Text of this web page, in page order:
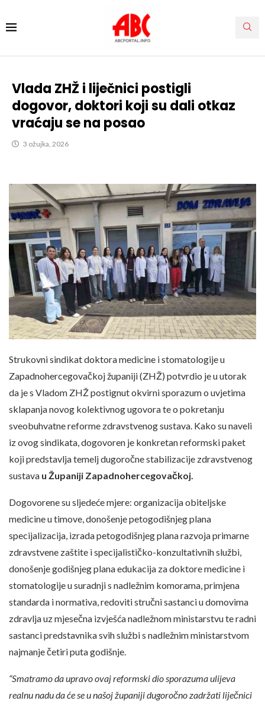
Vlada ZHŽ i liječnici postigli
dogovor, doktori koji su dali otkaz
vraćaju se na posao
3 ožujka, 2026
Strukovni sindikat doktora medicine i stomatologije u
Zapadnohercegovačkoj županiji (ZHŽ) potvrdio je u utorak
da je s Vladom ZHŽ postignut okvirni sporazum o uvjetima
sklapanja novog kolektivnog ugovora te o pokretanju
sveobuhvatne reforme zdravstvenog sustava. Kako su naveli
iz ovog sindikata, dogovoren je konkretan reformski paket
koji predstavlja temelj dugoročne stabilizacije zdravstvenog
sustava u Županiji Zapadnohercegovačkoj.
Dogovorene su sljedeće mjere: organizacija obiteljske
medicine u timove, donošenje petogodišnjeg plana
specijalizacija, izrada petogodišnjeg plana razvoja primarne
zdravstvene zaštite i specijalističko-konzultativnih službi,
donošenje godišnjeg plana edukacija za doktore medicine i
stomatologije u suradnji s nadležnim komorama, primjena
standarda i normativa, redoviti stručni sastanci u domovima
zdravlja uz mjesečna izvješća nadležnom ministarstvu te radni
sastanci predstavnika svih službi s nadležnim ministarstvom
najmanje četiri puta godišnje.
“Smatramo da upravo ovaj reformski dio sporazuma ulijeva
realnu nadu da će se u našoj županiji dugoročno zadržati liječnici